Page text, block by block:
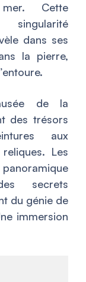
Cette
singularité
dans ses
la pierre,
de la
des trésors
aux
Les
secrets
du génie de
immersion